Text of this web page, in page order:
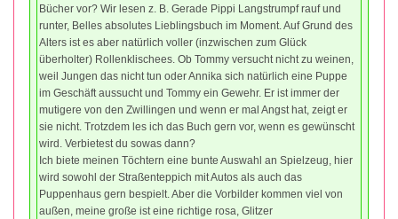
Bücher vor? Wir lesen z. B. Gerade Pippi Langstrumpf rauf und
runter, Belles absolutes Lieblingsbuch im Moment. Auf Grund des
Alters ist es aber natürlich voller (inzwischen zum Glück
überholter) Rollenklischees. Ob Tommy versucht nicht zu weinen,
weil Jungen das nicht tun oder Annika sich natürlich eine Puppe
im Geschäft aussucht und Tommy ein Gewehr. Er ist immer der
mutigere von den Zwillingen und wenn er mal Angst hat, zeigt er
sie nicht. Trotzdem les ich das Buch gern vor, wenn es gewünscht
wird. Verbietest du sowas dann?
Ich biete meinen Töchtern eine bunte Auswahl an Spielzeug, hier
wird sowohl der Straßenteppich mit Autos als auch das
Puppenhaus gern bespielt. Aber die Vorbilder kommen viel von
außen, meine große ist eine richtige rosa, Glitzer